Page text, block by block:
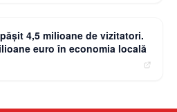
4,5 milioane de vizitatori.
euro în economia locală